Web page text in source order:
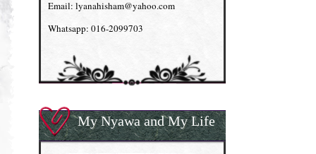
Email: lyanahisham@yahoo.com
Whatsapp: 016-2099703
My Nyawa and My Life